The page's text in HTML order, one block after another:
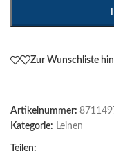
Zur Wunschliste
Artikelnummer:
Kategorie: Leinen
Teilen: